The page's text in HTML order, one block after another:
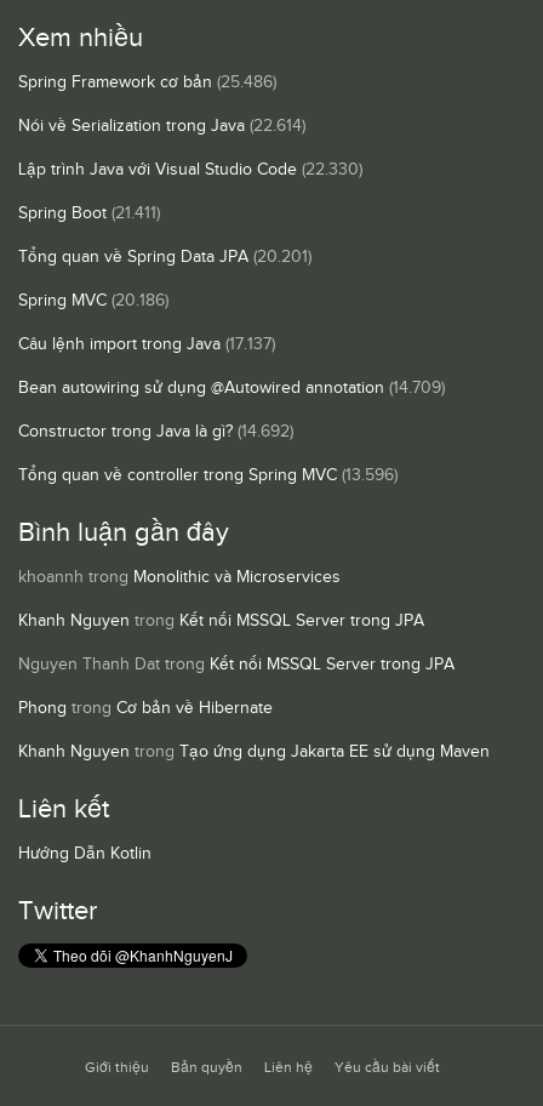
Xem nhiều
Spring Framework cơ bản (25.486)
Nói về Serialization trong Java (22.614)
Lập trình Java với Visual Studio Code (22.330)
Spring Boot (21.411)
Tổng quan về Spring Data JPA (20.201)
Spring MVC (20.186)
Câu lệnh import trong Java (17.137)
Bean autowiring sử dụng @Autowired annotation (14.709)
Constructor trong Java là gì? (14.692)
Tổng quan về controller trong Spring MVC (13.596)
Bình luận gần đây
khoannh trong Monolithic và Microservices
Khanh Nguyen trong Kết nối MSSQL Server trong JPA
Nguyen Thanh Dat trong Kết nối MSSQL Server trong JPA
Phong trong Cơ bản về Hibernate
Khanh Nguyen trong Tạo ứng dụng Jakarta EE sử dụng Maven
Liên kết
Hướng Dẫn Kotlin
Twitter
Giới thiệu Bản quyền Liên hệ Yêu cầu bài viết